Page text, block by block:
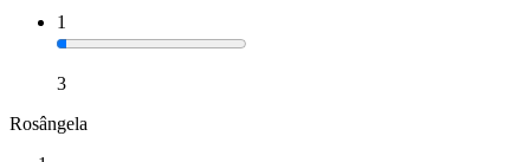
1
3
Rosângela